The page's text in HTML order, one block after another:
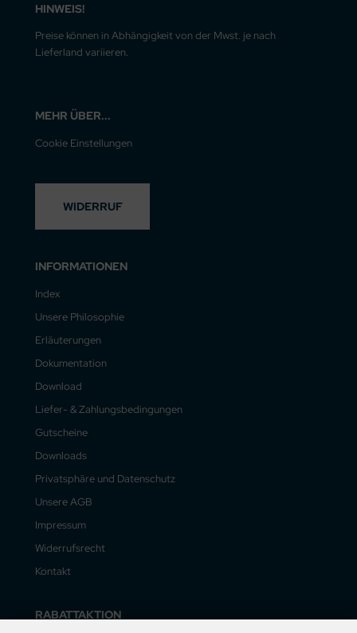
HINWEIS!
Preise können in Abhängigkeit von der Mwst. je nach
Lieferland variieren.
MEHR ÜBER...
Cookie Einstellungen
WIDERRUF
INFORMATIONEN
Index
Unsere Philosophie
Erläuterungen
Dokumentation
Download
Liefer- & Zahlungsbedingungen
Gutscheine
Downloads
Privatsphäre und Datenschutz
Unsere AGB
Impressum
Widerrufsrecht
Kontakt
RABATTAKTION